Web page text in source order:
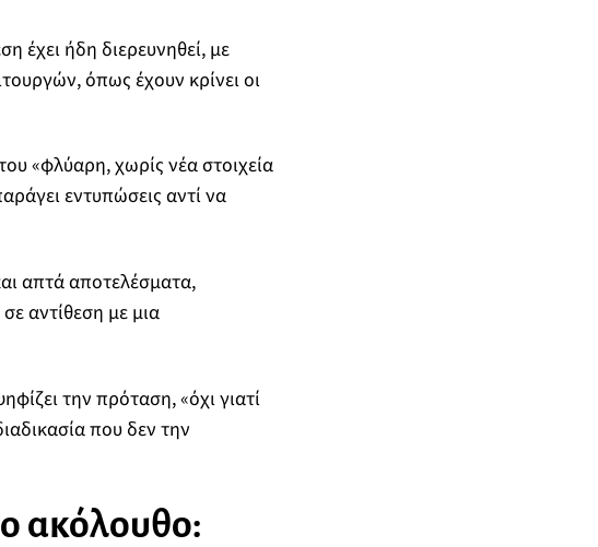
έχει ήδη διερευνηθεί, με
όπως έχουν κρίνει οι
«φλύαρη, χωρίς νέα στοιχεία
εντυπώσεις αντί να
απτά αποτελέσματα,
αντίθεση με μια
την πρόταση, «όχι γιατί
που δεν την
ακόλουθο: